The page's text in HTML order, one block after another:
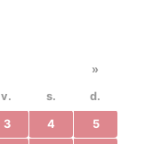
»
v. s.
d.
3 4 5